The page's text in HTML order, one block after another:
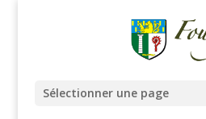
Sélectionner une page